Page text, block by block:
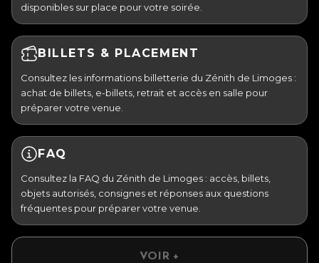
disponibles sur place pour votre soirée.
BILLETS & PLACEMENT
Consultez les informations billetterie du Zénith de Limoges :
achat de billets, e-billets, retrait et accès en salle pour
préparer votre venue.
FAQ
Consultez la FAQ du Zénith de Limoges : accès, billets,
objets autorisés, consignes et réponses aux questions
fréquentes pour préparer votre venue.
VOIR +